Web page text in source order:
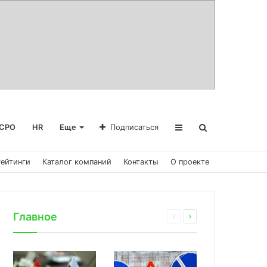
HR Еще Подписаться
Каталог компаний Контакты О проекте
Главное